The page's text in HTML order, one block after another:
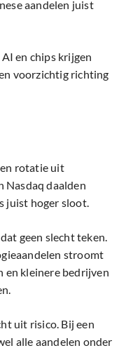
aandelen juist
en chips krijgen
voorzichtig richting
rotatie uit
Nasdaq daalden
juist hoger sloot.
geen slecht teken.
stroomt
en kleinere bedrijven
uit risico. Bij een
alle aandelen onder